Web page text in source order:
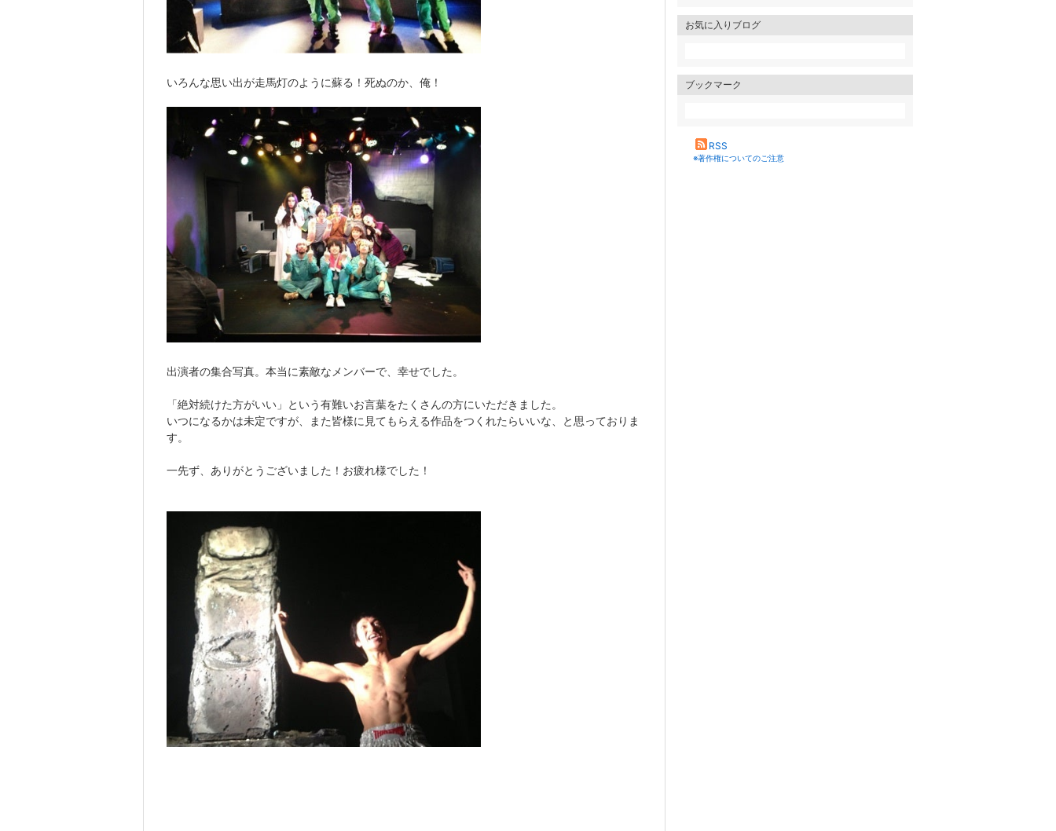
いろんな思い出が走馬灯のように蘇る！死ぬのか、俺！
出演者の集合写真。本当に素敵なメンバーで、幸せでした。
「絶対続けた方がいい」という有難いお言葉をたくさんの方にいただきました。
いつになるかは未定ですが、また皆様に見てもらえる作品をつくれたらいいな、と思っておりま
す。
一先ず、ありがとうございました！お疲れ様でした！
お気に入りブログ
ブックマーク
RSS
※著作権についてのご注意